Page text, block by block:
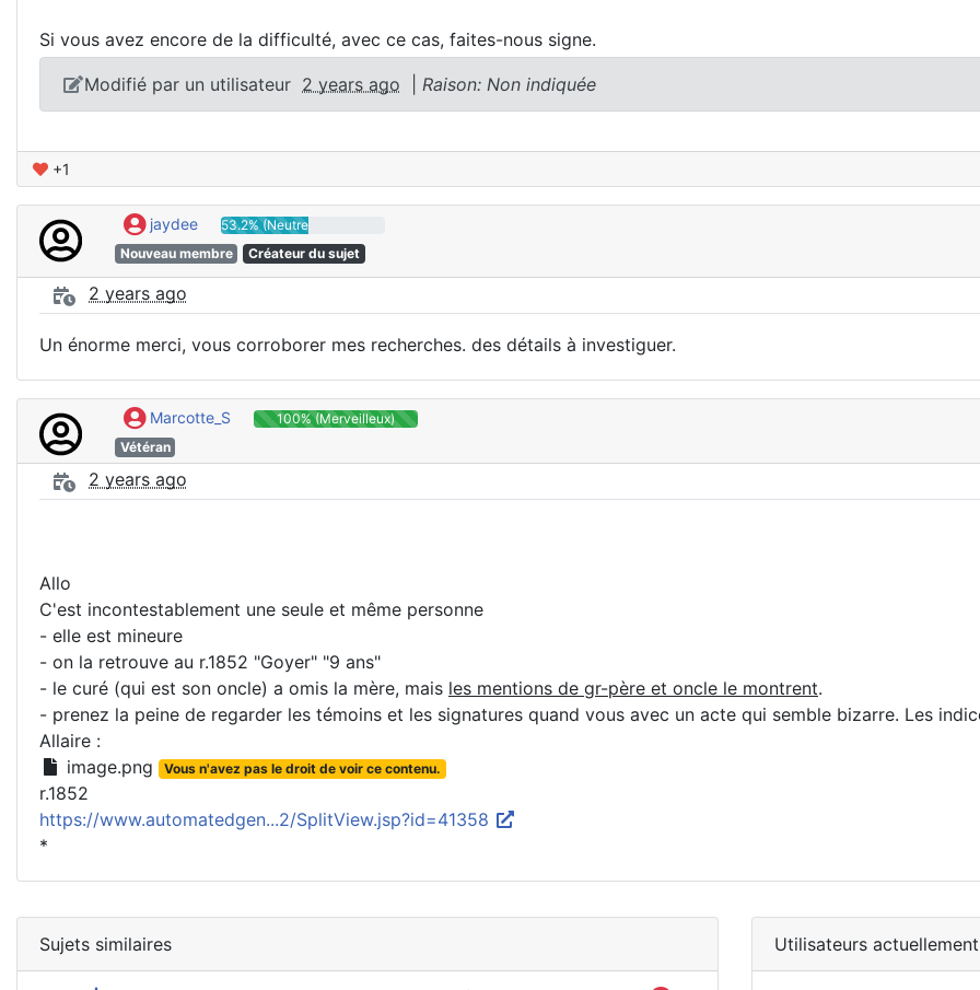
Si vous avez encore de la difficulté, avec ce cas, faites-nous signe.
Modifié par un utilisateur 2 years ago Raison: Non indiquée
+1
jaydee
53.2% (Neutre)
Nouveau membre
Créateur du sujet
2 years ago
Un énorme merci, vous corroborer mes recherches. des détails à investiguer.
Marcotte_S
100% (Merveilleux)
Vétéran
2 years ago
Allo
C'est incontestablement une seule et même personne
- elle est mineure
- on la retrouve au r.1852 "Goyer" "9 ans"
- le curé (qui est son oncle) a omis la mère, mais les mentions de gr-père et oncle le montrent.
- prenez la peine de regarder les témoins et les signatures quand vous avec un acte qui semble bizarre. Les
Allaire :
image.png
Vous n'avez pas le droit de voir ce contenu.
r.1852
https://www.automatedgen...2/SplitView.jsp?id=41358
*
Sujets similaires Utilisateurs